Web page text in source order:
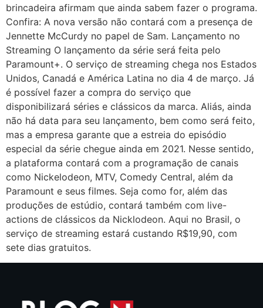
brincadeira afirmam que ainda sabem fazer o programa.
Confira: A nova versão não contará com a presença de
Jennette McCurdy no papel de Sam. Lançamento no
Streaming O lançamento da série será feita pelo
Paramount+. O serviço de streaming chega nos Estados
Unidos, Canadá e América Latina no dia 4 de março. Já
é possível fazer a compra do serviço que
disponibilizará séries e clássicos da marca. Aliás, ainda
não há data para seu lançamento, bem como será feito,
mas a empresa garante que a estreia do episódio
especial da série chegue ainda em 2021. Nesse sentido,
a plataforma contará com a programação de canais
como Nickelodeon, MTV, Comedy Central, além da
Paramount e seus filmes. Seja como for, além das
produções de estúdio, contará também com live-
actions de clássicos da Nicklodeon. Aqui no Brasil, o
serviço de streaming estará custando R$19,90, com
sete dias gratuitos.